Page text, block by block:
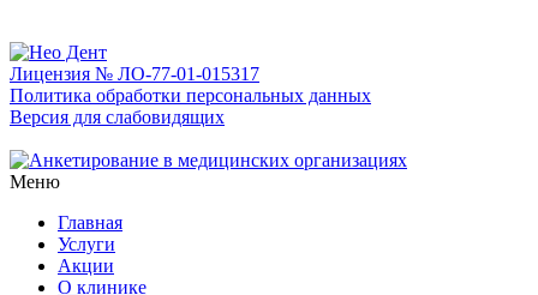
Лицензия № ЛО-77-01-015317
Политика обработки персональных данных
Версия для слабовидящих
Меню
Главная
Услуги
Акции
О клинике